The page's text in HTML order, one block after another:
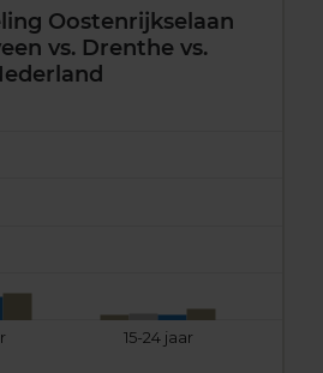
Oostenrijkselaan
vs. Drenthe vs.
15-24 jaar